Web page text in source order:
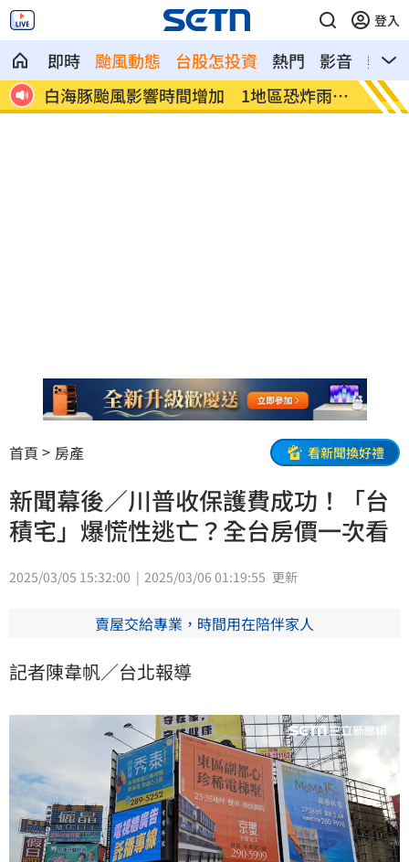
登入
即時 颱風動態 台股怎投資 熱門 影音
熱搜
挫 白海豚颱風影響時間增加 1地區恐炸雨3
天
黃仁
首頁 房產 看新聞換好禮
新聞幕後／川普收保護費成功！「台
積宅」爆慌性逃亡？全台房價一次看
2025/03/05 15:32:00 2025/03/06 01:19:55 更新
賣屋交給專業，時間用在陪伴家人
記者陳韋帆／台北報導